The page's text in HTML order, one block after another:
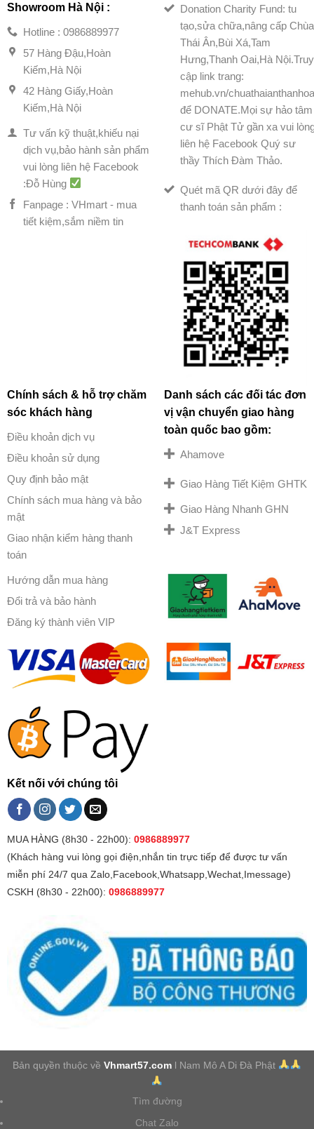
Showroom Hà Nội :
Hotline : 0986889977
57 Hàng Đậu,Hoàn
Kiếm,Hà Nội
42 Hàng Giấy,Hoàn
Kiếm,Hà Nội
Tư vấn kỹ thuật,khiếu nại
dịch vụ,bảo hành sản phẩm
vui lòng liên hệ Facebook
:Đỗ Hùng
Fanpage : VHmart - mua
tiết kiệm,sắm niềm tin
Donation Charity Fund: tu
tạo,sửa chữa,nâng cấp Chùa
Thái Ân,Bùi Xá,Tam
Hưng,Thanh Oai,Hà Nội.Truy
cập link trang:
mehub.vn/
để DONATE.Mọi sự hảo tâm
cư sĩ Phật Tử gần xa vui
liên hệ Facebook Quý sư
thầy Thích Đàm Thảo.
Quét mã QR dưới đây để
thanh toán sản phẩm :
Chính sách & hỗ trợ chăm
sóc khách hàng
Điều khoản dịch vụ
Điều khoản sử dụng
Quy định bảo mật
Chính sách mua hàng và bảo
mật
Giao nhận kiểm hàng thanh
toán
Hướng dẫn mua hàng
Đổi trả và bảo hành
Đăng ký thành viên VIP
Danh sách các đối tác đơn
vị vận chuyển giao hàng
toàn quốc bao gồm:
Ahamove
Giao Hàng Tiết Kiệm GHTK
Giao Hàng Nhanh GHN
J&T Express
Kết nối với chúng tôi
MUA HÀNG (8h30 - 22h00): 0986889977
(Khách hàng vui lòng gọi điện,nhắn tin trực tiếp để được tư vấn
miễn phí 24/7 qua Zalo,Facebook,Whatsapp,Wechat,Imessage)
CSKH (8h30 - 22h00): 0986889977
Bản quyền thuộc vềVhmart57.com l Nam Mô A Di Đà Phật
Tìm đường
Chat Zalo